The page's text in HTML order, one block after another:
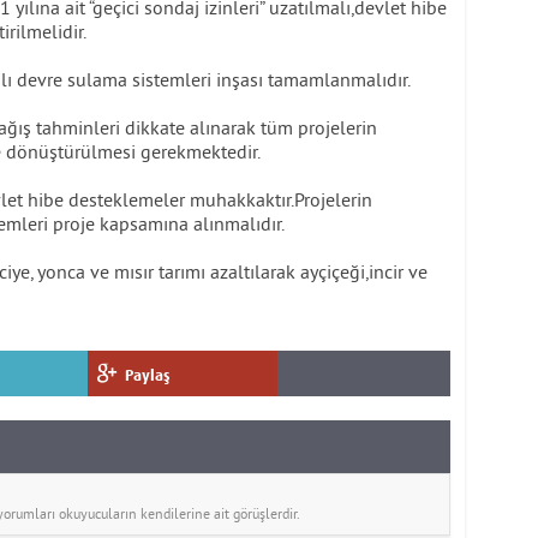
ait “geçici sondaj izinleri” uzatılmalı,devlet hibe
devre sulama sistemleri inşası tamamlanmalıdır.
tahminleri dikkate alınarak tüm projelerin
dönüştürülmesi gerekmektedir.
hibe desteklemeler muhakkaktır.Projelerin
proje kapsamına alınmalıdır.
yonca ve mısır tarımı azaltılarak ayçiçeği,incir ve
Paylaş
okuyucuların kendilerine ait görüşlerdir.